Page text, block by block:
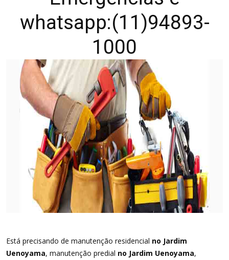
whatsapp:(11)94893-
1000
Está precisando de manutenção residencial no Jardim
Uenoyama, manutenção predial no Jardim Uenoyama,